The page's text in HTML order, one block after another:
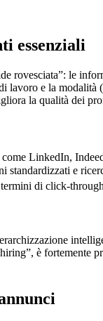
essenziali
rovesciata”: le
lavoro e la
la qualità dei
LinkedIn,
e
di click-
è fortemente